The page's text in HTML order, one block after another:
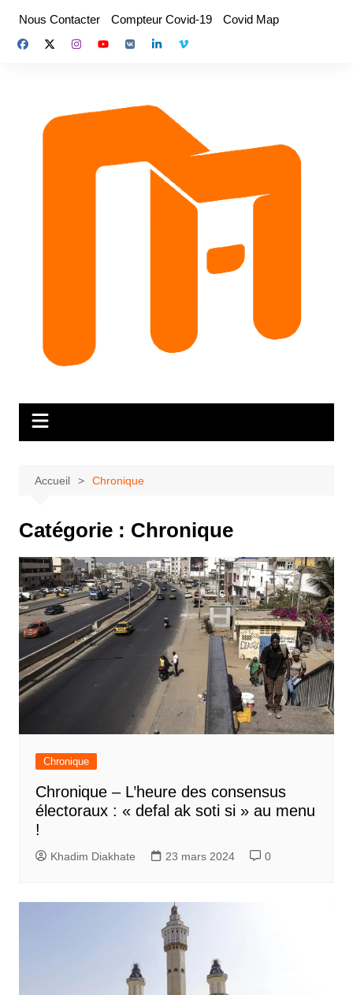
contenu
Nous Contacter Compteur Covid-19 Covid Map
Accueil Chronique
Catégorie : Chronique
Chronique
Chronique – L’heure des consensus
électoraux : « defal ak soti si » au menu
!
Khadim Diakhate 23 mars 2024 0